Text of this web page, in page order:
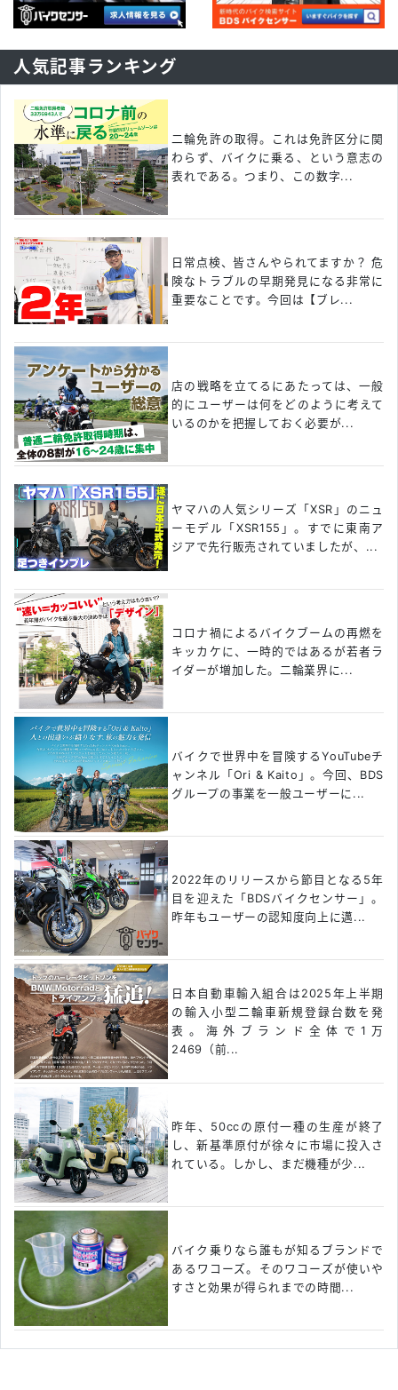
人気記事ランキング
二輪免許の取得。これは免許区分に関
わらず、バイクに乗る、という意志の
表れである。つまり、この数字...
日常点検、皆さんやられてますか？ 危
険なトラブルの早期発見になる非常に
重要なことです。今回は【ブレ...
店の戦略を立てるにあたっては、一般
的にユーザーは何をどのように考えて
いるのかを把握しておく必要が...
ヤマハの人気シリーズ「XSR」のニュ
ーモデル「XSR155」。すでに東南ア
ジアで先行販売されていましたが、...
コロナ禍によるバイクブームの再燃を
キッカケに、一時的ではあるが若者ラ
イダーが増加した。二輪業界に...
バイクで世界中を冒険するYouTubeチ
ャンネル「Ori & Kaito」。今回、BDS
グループの事業を一般ユーザーに...
2022年のリリースから節目となる5年
目を迎えた「BDSバイクセンサー」。
昨年もユーザーの認知度向上に邁...
日本自動車輸入組合は2025年上半期
の輸入小型二輪車新規登録台数を発
表。海外ブランド全体で1万
2469（前...
昨年、50ccの原付一種の生産が終了
し、新基準原付が徐々に市場に投入さ
れている。しかし、まだ機種が少...
バイク乗りなら誰もが知るブランドで
あるワコーズ。そのワコーズが使いや
すさと効果が得られまでの時間...